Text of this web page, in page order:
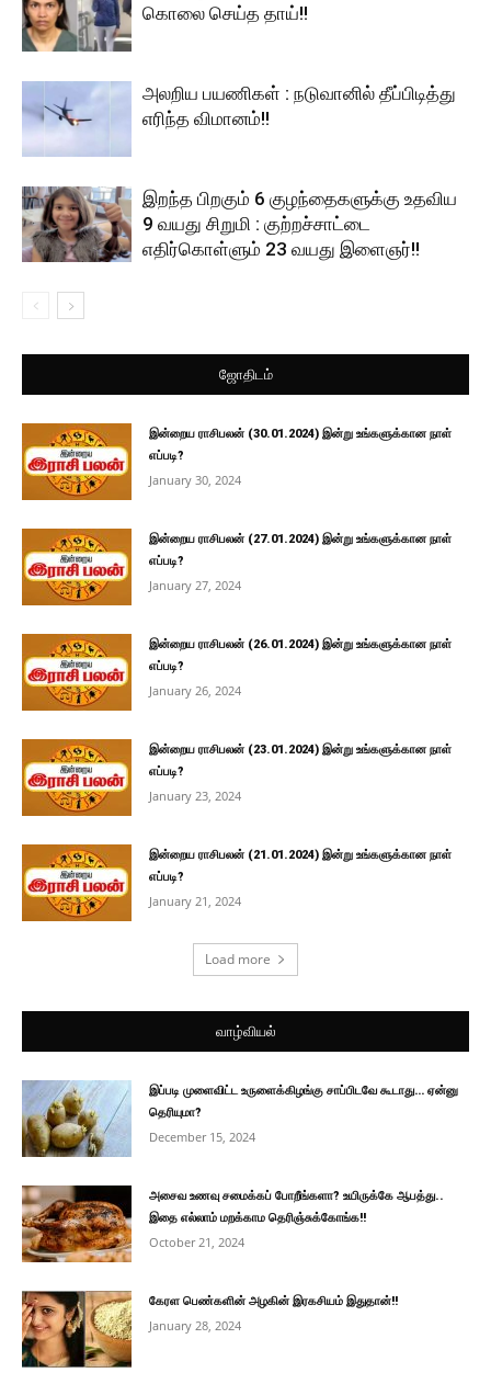
கொலை செய்த தாய்!!
அலறிய பயணிகள் : நடுவானில் தீப்பிடித்து
எரிந்த விமானம்!!
இறந்த பிறகும் 6 குழந்தைகளுக்கு உதவிய
9 வயது சிறுமி : குற்றச்சாட்டை
எதிர்கொள்ளும் 23 வயது இளைஞர்!!
ஜோதிடம்
இன்றைய ராசிபலன் (30.01.2024) இன்று உங்களுக்கான நாள்
எப்படி?
January 30, 2024
இன்றைய ராசிபலன் (27.01.2024) இன்று உங்களுக்கான நாள்
எப்படி?
January 27, 2024
இன்றைய ராசிபலன் (26.01.2024) இன்று உங்களுக்கான நாள்
எப்படி?
January 26, 2024
இன்றைய ராசிபலன் (23.01.2024) இன்று உங்களுக்கான நாள்
எப்படி?
January 23, 2024
இன்றைய ராசிபலன் (21.01.2024) இன்று உங்களுக்கான நாள்
எப்படி?
January 21, 2024
Load more
வாழ்வியல்
இப்படி முளைவிட்ட உருளைக்கிழங்கு சாப்பிடவே கூடாது… ஏன்னு
தெரியுமா?
December 15, 2024
அசைவ உணவு சமைக்கப் போறீங்களா? உயிருக்கே ஆபத்து..
இதை எல்லாம் மறக்காம தெரிஞ்சுக்கோங்க!!
October 21, 2024
கேரள பெண்களின் அழகின் இரகசியம் இதுதான்!!
January 28, 2024